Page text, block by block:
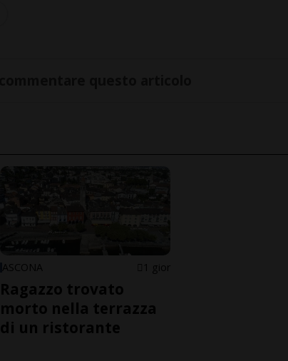
ASCONA 1 gior
Ragazzo trovato
morto nella terrazza
di un ristorante